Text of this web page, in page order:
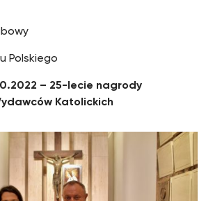
Polskiego
– 25-lecie nagrody
Katolickich